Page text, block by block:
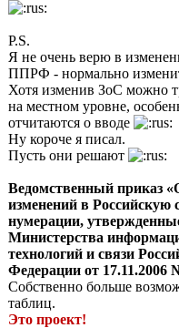
P.S.
Я не очень верю в
ППРФ - нормально
Хотя изменив ЗоС можно
на местном уровне,
отчитаются о вводе
Ну короче я писал.
Пусть они решают
Ведомственный приказ
изменений в Российскую
нумерации,
Министерства
технологий и связи
Федерации от 17.11.2006
Собственно больше
таблиц.
Это проект!